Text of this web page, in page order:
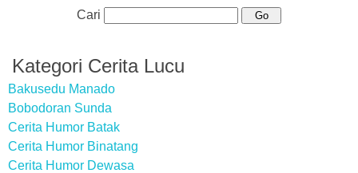
Cari
Kategori Cerita Lucu
Bakusedu Manado
Bobodoran Sunda
Cerita Humor Batak
Cerita Humor Binatang
Cerita Humor Dewasa